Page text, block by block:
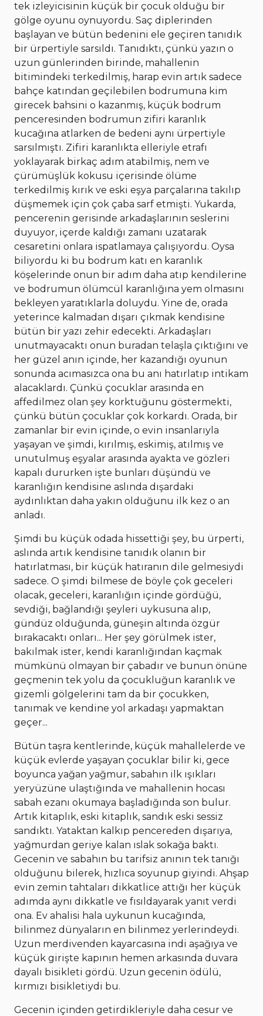
tek izleyicisinin küçük bir çocuk olduğu bir
gölge oyunu oynuyordu. Saç diplerinden
başlayan ve bütün bedenini ele geçiren tanıdık
bir ürpertiyle sarsıldı. Tanıdıktı, çünkü yazın o
uzun günlerinden birinde, mahallenin
bitimindeki terkedilmiş, harap evin artık sadece
bahçe katından geçilebilen bodrumuna kim
girecek bahsini o kazanmış, küçük bodrum
penceresinden bodrumun zifiri karanlık
kucağına atlarken de bedeni aynı ürpertiyle
sarsılmıştı. Zifiri karanlıkta elleriyle etrafı
yoklayarak birkaç adım atabilmiş, nem ve
çürümüşlük kokusu içerisinde ölüme
terkedilmiş kırık ve eski eşya parçalarına takılıp
düşmemek için çok çaba sarf etmişti. Yukarda,
pencerenin gerisinde arkadaşlarının seslerini
duyuyor, içerde kaldığı zamanı uzatarak
cesaretini onlara ispatlamaya çalışıyordu. Oysa
biliyordu ki bu bodrum katı en karanlık
köşelerinde onun bir adım daha atıp kendilerine
ve bodrumun ölümcül karanlığına yem olmasını
bekleyen yaratıklarla doluydu. Yine de, orada
yeterince kalmadan dışarı çıkmak kendisine
bütün bir yazı zehir edecekti. Arkadaşları
unutmayacaktı onun buradan telaşla çıktığını ve
her güzel anın içinde, her kazandığı oyunun
sonunda acımasızca ona bu anı hatırlatıp intikam
alacaklardı. Çünkü çocuklar arasında en
affedilmez olan şey korktuğunu göstermekti,
çünkü bütün çocuklar çok korkardı. Orada, bir
zamanlar bir evin içinde, o evin insanlarıyla
yaşayan ve şimdi, kırılmış, eskimiş, atılmış ve
unutulmuş eşyalar arasında ayakta ve gözleri
kapalı dururken işte bunları düşündü ve
karanlığın kendisine aslında dışardaki
aydınlıktan daha yakın olduğunu ilk kez o an
anladı.
Şimdi bu küçük odada hissettiği şey, bu ürperti,
aslında artık kendisine tanıdık olanın bir
hatırlatması, bir küçük hatıranın dile gelmesiydi
sadece. O şimdi bilmese de böyle çok geceleri
olacak, geceleri, karanlığın içinde gördüğü,
sevdiği, bağlandığı şeyleri uykusuna alıp,
gündüz olduğunda, güneşin altında özgür
bırakacaktı onları... Her şey görülmek ister,
bakılmak ister, kendi karanlığından kaçmak
mümkünü olmayan bir çabadır ve bunun önüne
geçmenin tek yolu da çocukluğun karanlık ve
gizemli gölgelerini tam da bir çocukken,
tanımak ve kendine yol arkadaşı yapmaktan
geçer...
Bütün taşra kentlerinde, küçük mahallelerde ve
küçük evlerde yaşayan çocuklar bilir ki, gece
boyunca yağan yağmur, sabahın ilk ışıkları
yeryüzüne ulaştığında ve mahallenin hocası
sabah ezanı okumaya başladığında son bulur.
Artık kitaplık, eski kitaplık, sandık eski sessiz
sandıktı. Yataktan kalkıp pencereden dışarıya,
yağmurdan geriye kalan ıslak sokağa baktı.
Gecenin ve sabahın bu tarifsiz anının tek tanığı
olduğunu bilerek, hızlıca soyunup giyindi. Ahşap
evin zemin tahtaları dikkatlice attığı her küçük
adımda aynı dikkatle ve fısıldayarak yanıt verdi
ona. Ev ahalisi hala uykunun kucağında,
bilinmez dünyaların en bilinmez yerlerindeydi.
Uzun merdivenden kayarcasına indi aşağıya ve
küçük girişte kapının hemen arkasında duvara
dayalı bisikleti gördü. Uzun gecenin ödülü,
kırmızı bisikletiydi bu.
Gecenin içinden getirdikleriyle daha cesur ve